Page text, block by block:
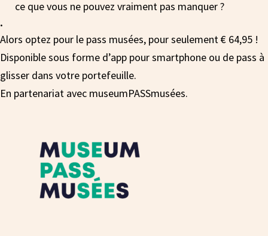
ce que vous ne pouvez vraiment pas manquer ?
Alors optez pour le pass musées, pour seulement€ 64,95 !
Disponible sous forme d’app pour smartphone ou de pass à
glisser dans votre portefeuille.
En partenariat avec museumPASSmusées.